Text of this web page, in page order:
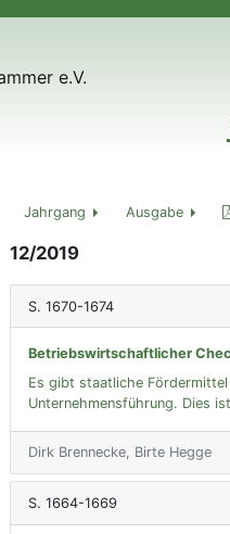
Jahrgang Ausgabe
12/2019
S. 1670-1674
Betriebswirtschaftlicher
Es gibt staatliche
Unternehmensführung. Dies
Dirk Brennecke, Birte Hegge
S. 1664-1669